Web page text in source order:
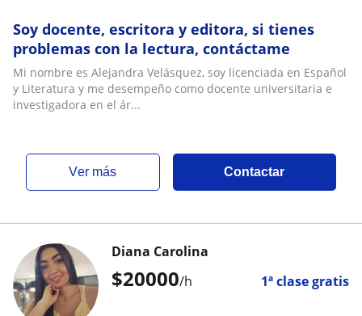
Soy docente, escritora y editora, si tienes
problemas con la lectura, contáctame
Mi nombre es Alejandra Velásquez, soy licenciada en Español
y Literatura y me desempeño como docente universitaria e
investigadora en el ár...
ver más Contactar
$20000/h 1ª clase gratis
Diana Carolina